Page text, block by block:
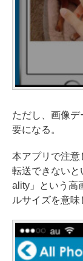
ただし、画像
要になる。
本アプリで注意
転送できないと
ality」という高
ルサイズを意味